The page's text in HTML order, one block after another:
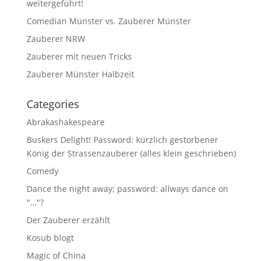
weitergeführt!
Comedian Münster vs. Zauberer Münster
Zauberer NRW
Zauberer mit neuen Tricks
Zauberer Münster Halbzeit
Categories
Abrakashakespeare
Buskers Delight! Password: kürzlich gestorbener
König der Strassenzauberer (alles klein geschrieben)
Comedy
Dance the night away; password: allways dance on
"…"?
Der Zauberer erzählt
Kosub blogt
Magic of China